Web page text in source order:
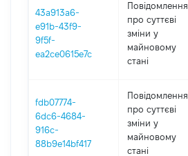
43a913a6-
e91b-43f9-
9f5f-
ea2ce0615e7c
Повідомлення
про суттєві
зміни y
майновому
стані
fdb07774-
6dc6-4684-
916c-
88b9e14bf417
Повідомлення
про суттєві
зміни y
майновому
стані